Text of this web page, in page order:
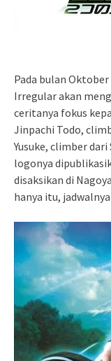
Pada bulan
Irregular akan
ceritanya fokus
Jinpachi Todo,
Yusuke, climber
logonya
disaksikan di
hanya itu,